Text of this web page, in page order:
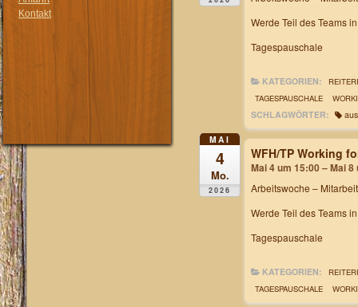
Kontakt
Werde Teil des Teams
Tagespauschale
KATEGORIEN:
TAGESPAUSCHALE
SCHLAGWÖRTER:
MAI
4
Mo.
2026
WFH/TP Working
Mai 4 um 15:00 – Mai 8
Arbeitswoche –
Werde Teil des Teams
Tagespauschale
KATEGORIEN:
TAGESPAUSCHALE